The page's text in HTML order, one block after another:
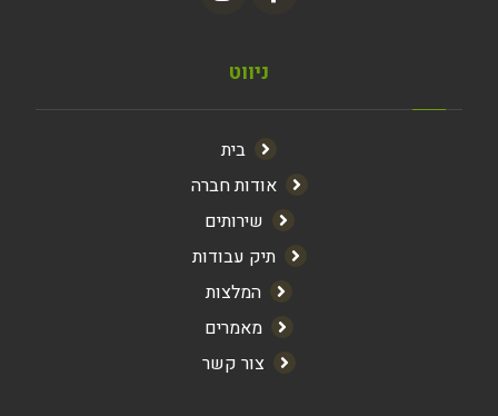
ניווט
בית
אודות חברה
שירותים
תיק עבודות
המלצות
מאמרים
צור קשר